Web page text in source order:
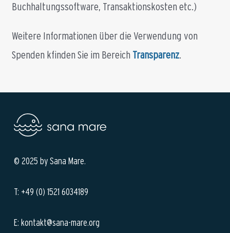
Buchhaltungssoftware, Transaktionskosten etc.)
Weitere Informationen über die Verwendung von
Spenden kfinden Sie im Bereich Transparenz.
© 2025 by Sana Mare.
T: +49 (0) 1521 6034189
E: kontakt@sana-mare.org